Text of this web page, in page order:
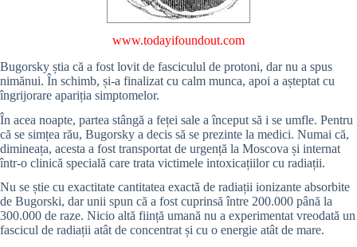
www.todayifoundout.com
Bugorsky știa că a fost lovit de fasciculul de protoni, dar nu a spus
nimănui. În schimb, și-a finalizat cu calm munca, apoi a așteptat cu
îngrijorare apariția simptomelor.
În acea noapte, partea stângă a feței sale a început să i se umfle. Pentru
că se simțea rău, Bugorsky a decis să se prezinte la medici. Numai că,
dimineața, acesta a fost transportat de urgență la Moscova și internat
într-o clinică specială care trata victimele intoxicațiilor cu radiații.
Nu se știe cu exactitate cantitatea exactă de radiații ionizante absorbite
de Bugorski, dar unii spun că a fost cuprinsă între 200.000 până la
300.000 de raze. Nicio altă ființă umană nu a experimentat vreodată un
fascicul de radiații atât de concentrat și cu o energie atât de mare.